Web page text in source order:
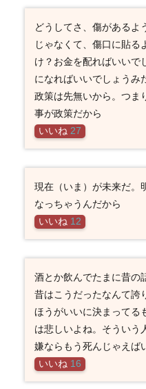
どうしてさ、傷があるよ
じゃなくて、傷口に貼る
け？お金を配ればいいで
になればいいでしょうみ
政策は先無いから。つま
事が政策だから
いいね 27
現在（いま）が未来だ。
なっちゃうんだから
いいね 12
酒とか飲んでたまに昔の
昔はこうだったなんて誇
ほうがいいに決まってる
は悲しいよね。そういう
嫌ならもう死んじゃえば
いいね 16